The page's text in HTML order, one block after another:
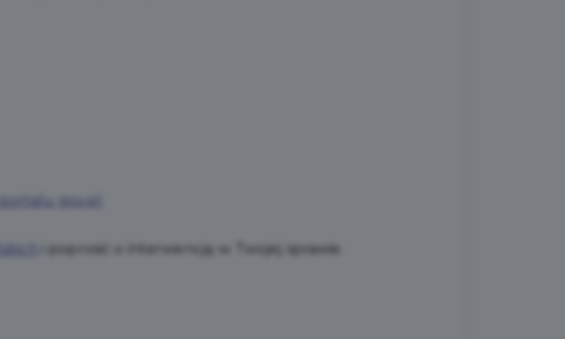
gov.pl
i poprosić o interwencję w Twojej sprawie.